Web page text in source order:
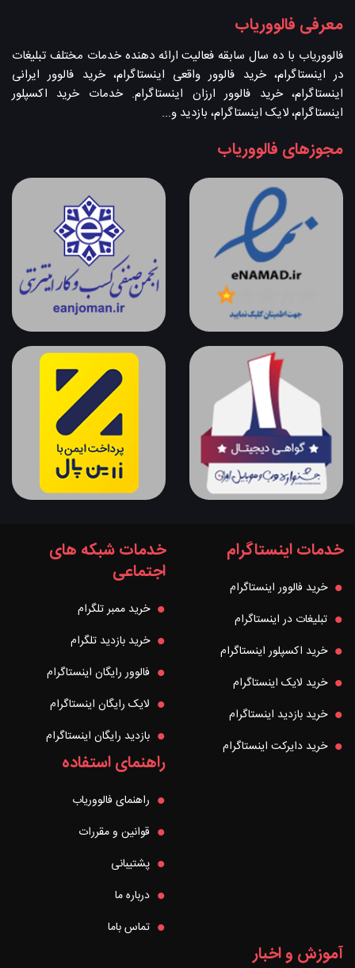
معرفی فالووریاب
فالووریاب با ده سال سابقه فعالیت ارائه دهنده خدمات مختلف تبلیغات
در اینستاگرام، خرید فالوور واقعی اینستاگرام، خرید فالوور ایرانی
اینستاگرام، خرید فالوور ارزان اینستاگرام. خدمات خرید اکسپلور
اینستاگرام، لایک اینستاگرام، بازدید و...
مجوزهای فالووریاب
خدمات اینستاگرام
خرید فالوور اینستاگرام
تبلیغات در اینستاگرام
خرید اکسپلور اینستاگرام
خرید لایک اینستاگرام
خرید بازدید اینستاگرام
خرید دایرکت اینستاگرام
خدمات شبکه های
اجتماعی
خرید ممبر تلگرام
خرید بازدید تلگرام
فالوور رایگان اینستاگرام
لایک رایگان اینستاگرام
بازدید رایگان اینستاگرام
راهنمای استفاده
راهنمای فالووریاب
قوانین و مقررات
پشتیبانی
درباره ما
تماس باما
آموزش و اخبار